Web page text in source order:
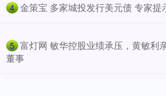
4 金策宝 多家城投发行美元债 专家提
5 富灯网 敏华控股业绩承压，黄敏利
董事